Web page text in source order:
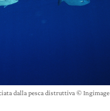
dalla pesca distruttiva © Ingimage